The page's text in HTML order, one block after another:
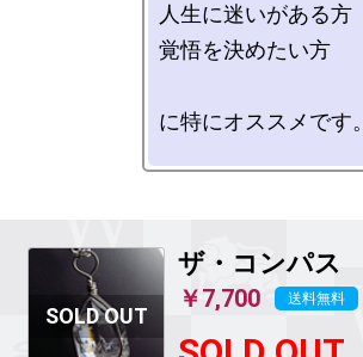
人生に迷いがある方
覚悟を決めたい方
に特にオススメです。
ザ・コンパス
￥7,700 送料無料